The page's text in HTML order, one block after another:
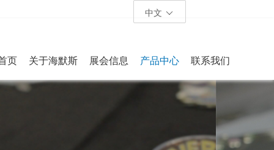
中文
页 关于海默斯 展会信息 产品中心 联系我们